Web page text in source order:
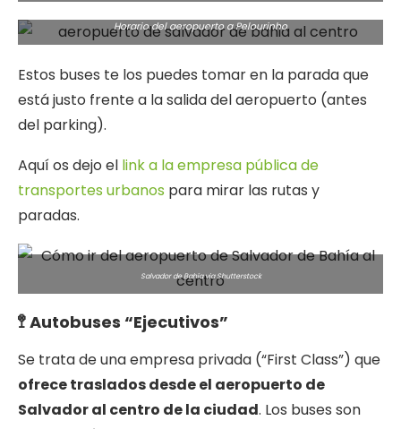
Horario del aeropuerto a Pelourinho
Estos buses te los puedes tomar en la parada que
está justo frente a la salida del aeropuerto (antes
del parking).
Aquí os dejo el link a la empresa pública de
transportes urbanos para mirar las rutas y
paradas.
Salvador de Bahía via Shutterstock
🚏 Autobuses “Ejecutivos”
Se trata de una empresa privada (“First Class”) que
ofrece traslados desde el aeropuerto de
Salvador al centro de la ciudad. Los buses son